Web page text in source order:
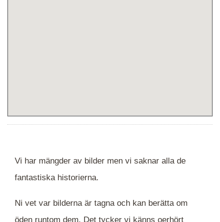
Vi har mängder av bilder men vi saknar alla de
fantastiska historierna.
Ni vet var bilderna är tagna och kan berätta om
öden runtom dem. Det tycker vi känns oerhört